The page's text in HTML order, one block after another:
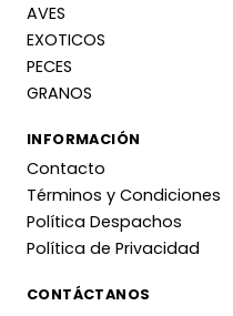
AVES
EXOTICOS
PECES
GRANOS
INFORMACIÓN
Contacto
Términos y Condiciones
Política Despachos
Política de Privacidad
CONTÁCTANOS